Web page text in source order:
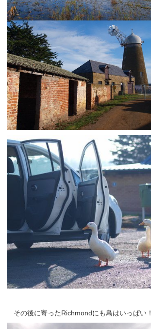
その後に寄ったRichmondにも鳥はいっぱい！